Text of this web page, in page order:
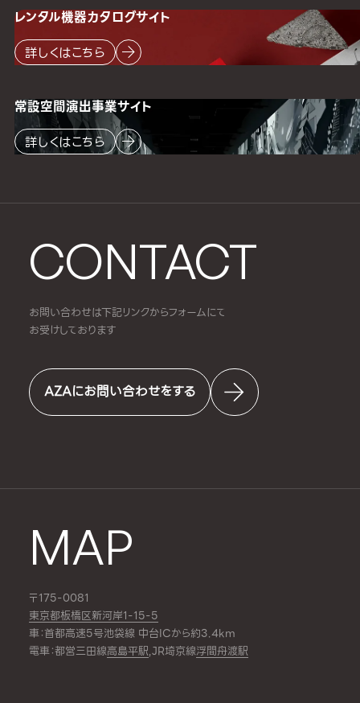
CONTACT
お問い合わせは下記リンクからフォームにて
お受けしております
AZAにお問い合わせをする
MAP
〒175-0081
東京都板橋区新河岸1-15-5
車：首都高速5号池袋線 中台ICから約3.4km
電車：都営三田線高島平駅,JR埼京線浮間舟渡駅
レンタル機器カタログサイト
詳しくはこちら
常設空間演出事業サイト
詳しくはこちら